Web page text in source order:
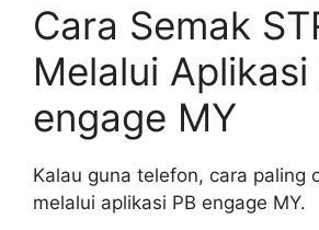
Cara Semak
Melalui Aplikasi
engage MY
Kalau guna telefon, cara paling
melalui aplikasi PB engage MY.